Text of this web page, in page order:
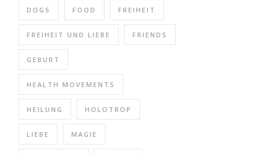
DOGS FOOD FREIHEIT
FREIHEIT UND LIEBE FRIENDS
GEBURT
HEALTH MOVEMENTS
HEILUNG HOLOTROP
LIEBE MAGIE